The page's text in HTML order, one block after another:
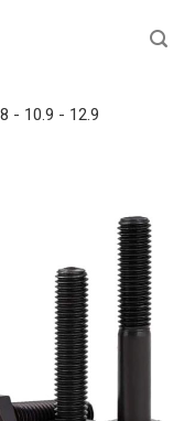
- 10.9 - 12.9